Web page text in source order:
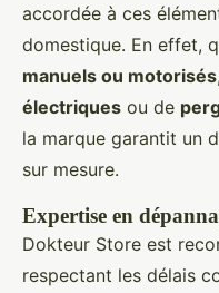
accordée à ces
domestique. En effet,
manuels ou motorisés
électriques ou de
la marque garantit un
sur mesure.
Expertise en
Dokteur Store est
respectant les délais